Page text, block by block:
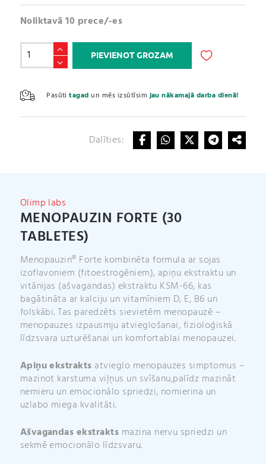
Noliktavā 10 prece/-es
Menopauzin
Forte
tabletes)
daudzums
PIEVIENOT GROZAM
Pasūtitagad un mēs izsūtīsimjau nākamajā darba dienā!
e
r
n
Dalīties:
Olimp labs
MENOPAUZIN FORTE (30
TABLETES)
Menopauzin® Forte kombinēta formula ar sojas
izoflavoniem (fitoestrogēniem), apiņu ekstraktu un
vitānijas (ašvagandas) ekstraktu KSM-66, kas
bagātināta ar kalciju un vitamīniem D, E, B6 un
folskābi. Tas paredzēts sievietēm menopauzē –
menopauzes izpausmju atvieglošanai, fizioloģiskā
līdzsvara uzturēšanai un komfortablai menopauzei.
Apiņu ekstrakts atvieglo menopauzes simptomus –
mazinot karstuma viļņus un svīšanu,palīdz mazināt
nemieru un emocionālo spriedzi, nomierina un
uzlabo miega kvalitāti.
Ašvagandas ekstrakts mazina nervu spriedzi un
sekmē emocionālo līdzsvaru.